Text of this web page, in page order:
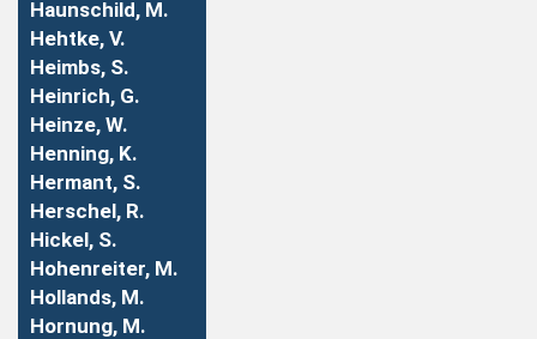
Haunschild, M.
Hehtke, V.
Heimbs, S.
Heinrich, G.
Heinze, W.
Henning, K.
Hermant, S.
Herschel, R.
Hickel, S.
Hohenreiter, M.
Hollands, M.
Hornung, M.